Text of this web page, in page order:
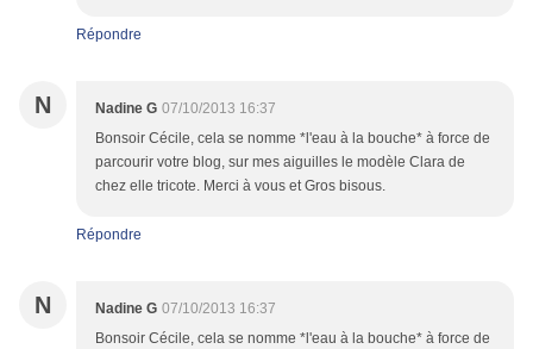
Répondre
N Nadine G 07/10/2013 16:37
Bonsoir Cécile, cela se nomme *l'eau à la bouche* à force de
parcourir votre blog, sur mes aiguilles le modèle Clara de
chez elle tricote. Merci à vous et Gros bisous.
Répondre
N Nadine G 07/10/2013 16:37
Bonsoir Cécile, cela se nomme *l'eau à la bouche* à force de